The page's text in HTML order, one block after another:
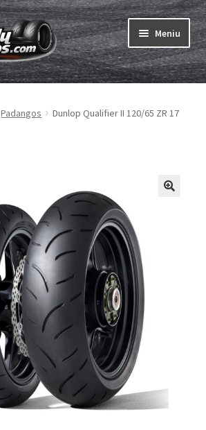
Meniu
menu
menu
Padangos
Dunlop Qualifier II 120/65 ZR 17